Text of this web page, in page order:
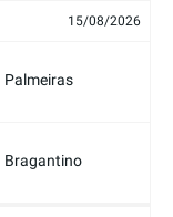
15/08/2026
Palmeiras
Bragantino